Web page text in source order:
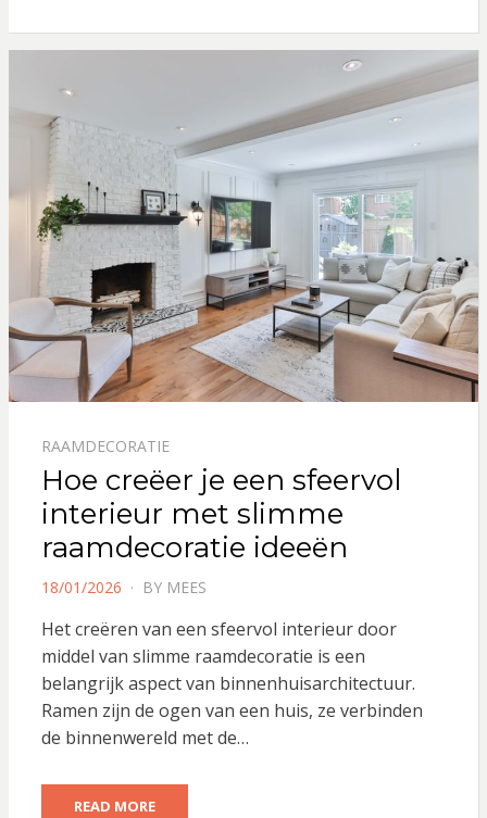
RAAMDECORATIE
Hoe creëer je een sfeervol
interieur met slimme
raamdecoratie ideeën
POSTED
18/01/2026 BY MEES
Het creëren van een sfeervol interieur door
middel van slimme raamdecoratie is een
belangrijk aspect van binnenhuisarchitectuur.
Ramen zijn de ogen van een huis, ze verbinden
de binnenwereld met de…
READ MORE